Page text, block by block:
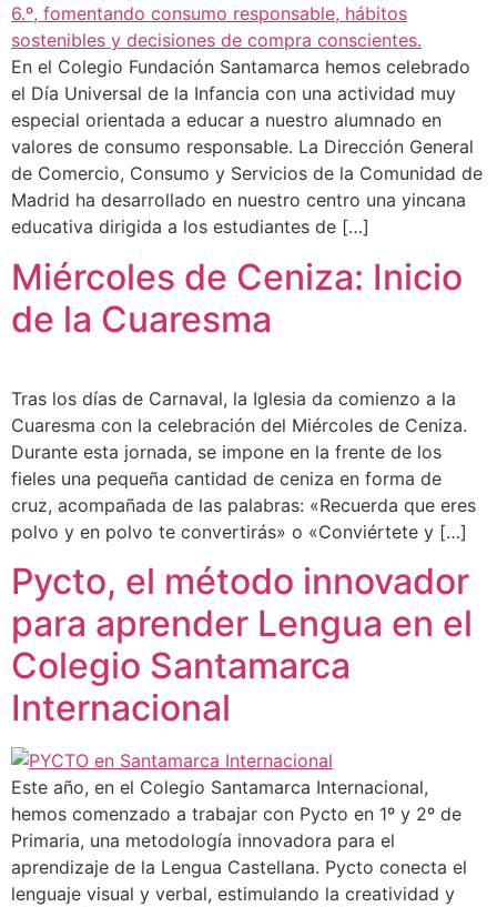
En el Colegio Fundación Santamarca hemos celebrado
el Día Universal de la Infancia con una actividad muy
especial orientada a educar a nuestro alumnado en
valores de consumo responsable. La Dirección General
de Comercio, Consumo y Servicios de la Comunidad de
Madrid ha desarrollado en nuestro centro una yincana
educativa dirigida a los estudiantes de […]
Miércoles de Ceniza: Inicio
de la Cuaresma
Tras los días de Carnaval, la Iglesia da comienzo a la
Cuaresma con la celebración del Miércoles de Ceniza.
Durante esta jornada, se impone en la frente de los
fieles una pequeña cantidad de ceniza en forma de
cruz, acompañada de las palabras: «Recuerda que eres
polvo y en polvo te convertirás» o «Conviértete y […]
Pycto, el método innovador
para aprender Lengua en el
Colegio Santamarca
Internacional
Este año, en el Colegio Santamarca Internacional,
hemos comenzado a trabajar con Pycto en 1º y 2º de
Primaria, una metodología innovadora para el
aprendizaje de la Lengua Castellana. Pycto conecta el
lenguaje visual y verbal, estimulando la creatividad y